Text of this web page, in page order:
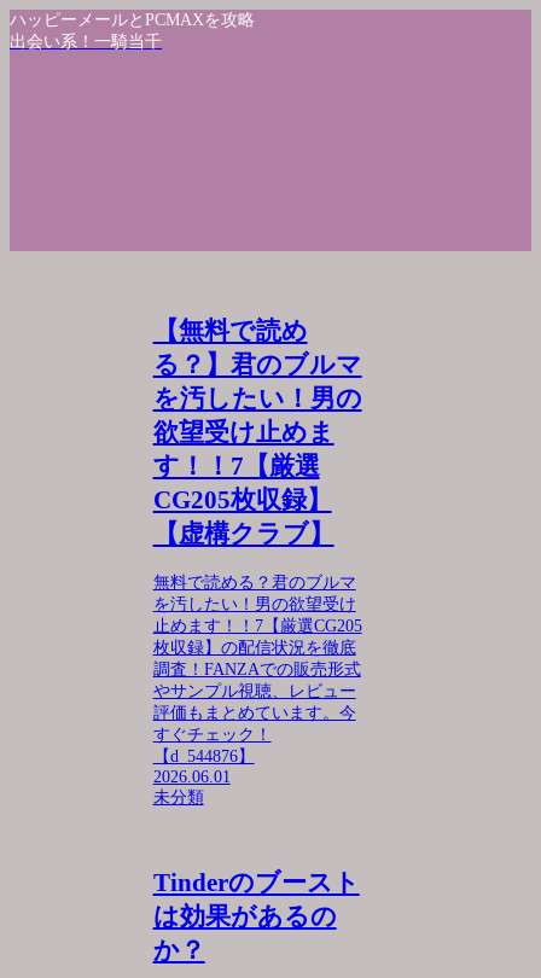
ハッピーメールとPCMAXを攻略
出会い系！一騎当千
【無料で読め
る？】君のブルマ
を汚したい！男の
欲望受け止めま
す！！7【厳選
CG205枚収録】
【虚構クラブ】
無料で読める？君のブルマ
を汚したい！男の欲望受け
止めます！！7【厳選CG205
枚収録】の配信状況を徹底
調査！FANZAでの販売形式
やサンプル視聴、レビュー
評価もまとめています。今
すぐチェック！
【d_544876】
2026.06.01
未分類
Tinderのブースト
は効果があるの
か？